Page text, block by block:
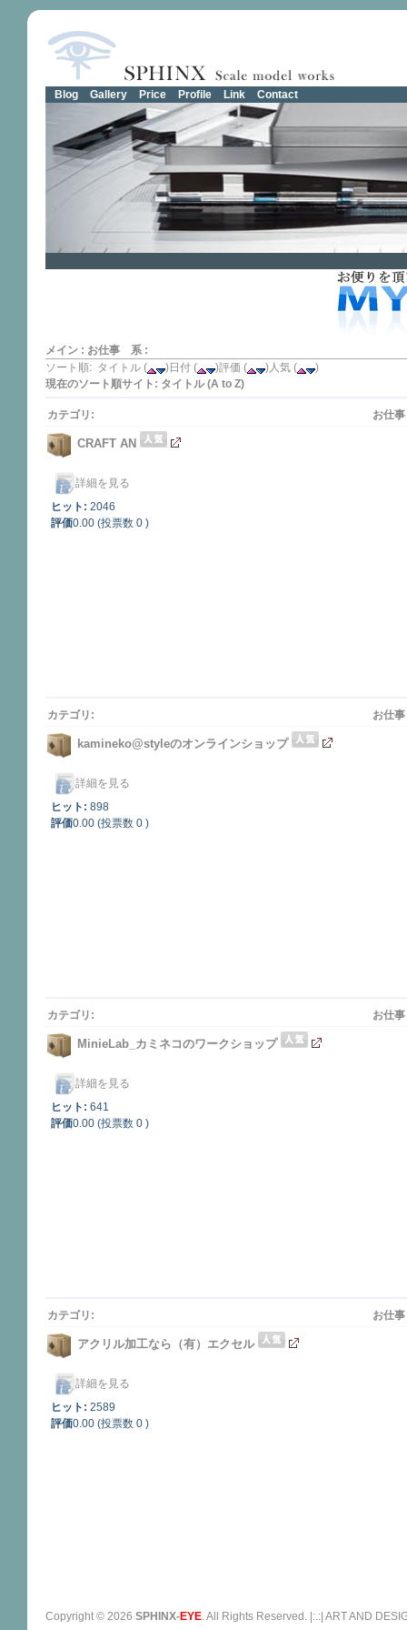
Blog Gallery Price Profile Link Contact
メイン : お仕事 系 :
ソート順: タイトル (
)日付 ( )評価 ( )人気 (
)
現在のソート順サイト: タイトル (A to Z)
カテゴリ: お仕
CRAFT AN
詳細を見る
ヒット: 2046
評価0.00 (投票数 0 )
カテゴリ: お仕
kamineko@styleのオンラインショップ
詳細を見る
ヒット: 898
評価0.00 (投票数 0 )
カテゴリ: お仕
MinieLab_カミネコのワークショップ
詳細を見る
ヒット: 641
評価0.00 (投票数 0 )
カテゴリ: お仕
アクリル加工なら（有）エクセル
詳細を見る
ヒット: 2589
評価0.00 (投票数 0 )
Copyright © 2026 SPHINX-EYE. All Rights Reserved. |:.:| ART AND